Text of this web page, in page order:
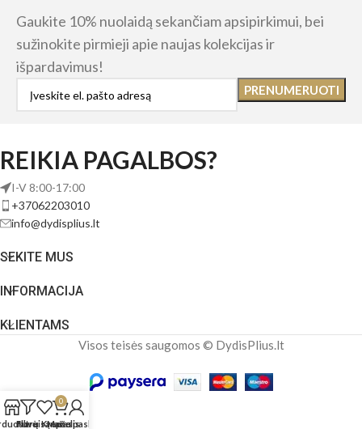
Gaukite 10% nuolaidą sekančiam apsipirkimui, bei
sužinokite pirmieji apie naujas kolekcijas ir
išpardavimus!
REIKIA PAGALBOS?
I-V 8:00-17:00
+37062203010
info@dydisplius.lt
SEKITE MUS
INFORMACIJA
KLIENTAMS
Visos teisės saugomos © DydisPlius.lt
Filtrai
Norų sąrašas
0
Krepšelis
Mano paskyra